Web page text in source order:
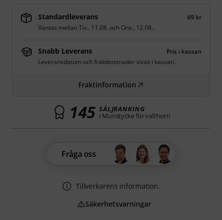
Standardleverans
69 kr
Väntas mellanTis., 11.08. och Ons., 12.08..
Snabb Leverans
Pris i kassan
Leveransdatum och fraktkostnader visas i kassan.
Fraktinformation
145 SÄLJRANKING
i Munstycke för valthorn
Fråga oss
Tillverkarens information.
Säkerhetsvarningar